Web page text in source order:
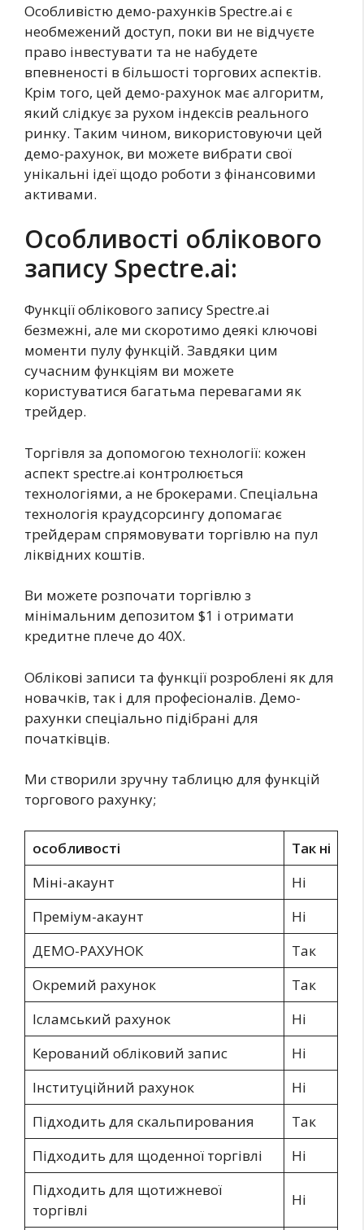
Особливістю демо-рахунків Spectre.ai є
необмежений доступ, поки ви не відчуєте
право інвестувати та не набудете
впевненості в більшості торгових аспектів.
Крім того, цей демо-рахунок має алгоритм,
який слідкує за рухом індексів реального
ринку. Таким чином, використовуючи цей
демо-рахунок, ви можете вибрати свої
унікальні ідеї щодо роботи з фінансовими
активами.
Особливості облікового
запису Spectre.ai:
Функції облікового запису Spectre.ai
безмежні, але ми скоротимо деякі ключові
моменти пулу функцій. Завдяки цим
сучасним функціям ви можете
користуватися багатьма перевагами як
трейдер.
Торгівля за допомогою технології: кожен
аспект spectre.ai контролюється
технологіями, а не брокерами. Спеціальна
технологія краудсорсингу допомагає
трейдерам спрямовувати торгівлю на пул
ліквідних коштів.
Ви можете розпочати торгівлю з
мінімальним депозитом $1 і отримати
кредитне плече до 40X.
Облікові записи та функції розроблені як для
новачків, так і для професіоналів. Демо-
рахунки спеціально підібрані для
початківців.
Ми створили зручну таблицю для функцій
торгового рахунку;
особливості
Так ні
Міні-акаунт
Ні
Преміум-акаунт
Ні
ДЕМО-РАХУНОК
Так
Окремий рахунок
Так
Ісламський рахунок
Ні
Керований обліковий запис
Ні
Інституційний рахунок
Ні
Підходить для скальпирования
Так
Підходить для щоденної торгівлі
Ні
Підходить для щотижневої
торгівлі
Ні